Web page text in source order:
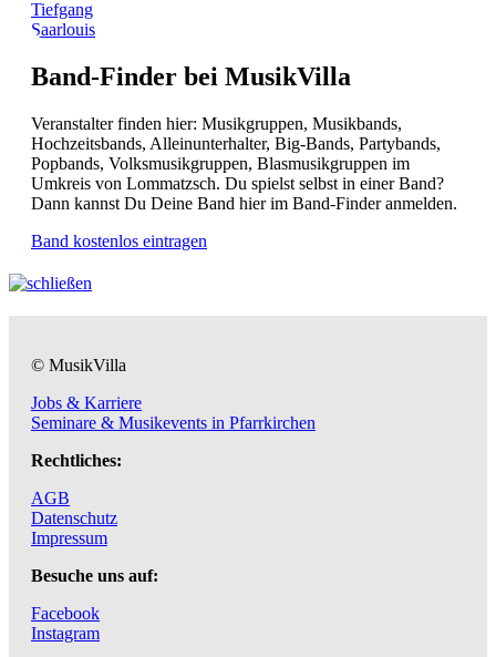
Tiefgang
Saarlouis
Band-Finder bei MusikVilla
Veranstalter finden hier: Musikgruppen, Musikbands,
Hochzeitsbands, Alleinunterhalter, Big-Bands, Partybands,
Popbands, Volksmusikgruppen, Blasmusikgruppen im
Umkreis von Lommatzsch. Du spielst selbst in einer Band?
Dann kannst Du Deine Band hier im Band-Finder anmelden.
Band kostenlos eintragen
© MusikVilla
Jobs & Karriere
Seminare & Musikevents in Pfarrkirchen
Rechtliches:
AGB
Datenschutz
Impressum
Besuche uns auf:
Facebook
Instagram